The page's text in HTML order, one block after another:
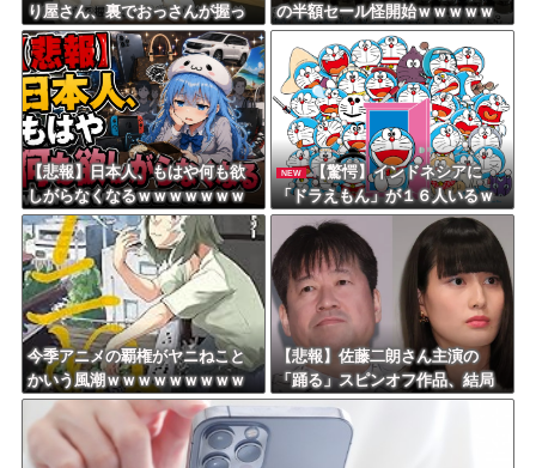
り屋さん、裏でおっさんが握っ
ていたｗｗｗｗｗｗｗｗｗｗｗ
ｗｗｗｗｗｗ
の半額セール怪開始ｗｗｗｗｗ
ｗｗｗｗｗｗｗｗｗ
【悲報】日本人、もはや何も欲
しがらなくなるｗｗｗｗｗｗｗ
ｗｗｗｗｗｗｗｗｗｗｗｗｗｗ
ｗｗｗ
NEW
【驚愕】インドネシアに
「ドラえもん」が１６人いるｗ
ｗｗｗｗｗｗｗｗｗｗ
今季アニメの覇権がヤニねこと
かいう風潮ｗｗｗｗｗｗｗｗｗ
ｗｗｗｗ
【悲報】佐藤二朗さん主演の
「踊る」スピンオフ作品、結局
撮影中止が決定ｗｗｗｗｗｗｗ